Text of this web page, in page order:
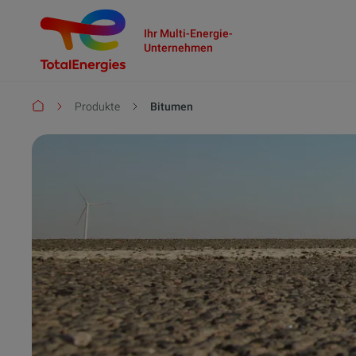
Ihr Multi-Energie-
Unternehmen
Pfadnavigation
Produkte Bitumen